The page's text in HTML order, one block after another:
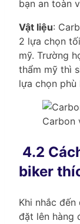
bạn an toàn
Vật liệu:
2 lựa chọn
mỹ. Trường
thẩm mỹ thì
lựa chọn phù
Carbon
4.2
biker
Khi nhắc
đặt lên hàng